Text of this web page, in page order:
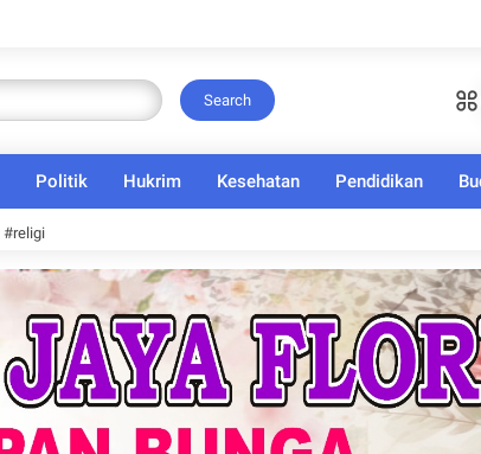
Search
Politik Hukrim Kesehatan Pendidikan
#religi